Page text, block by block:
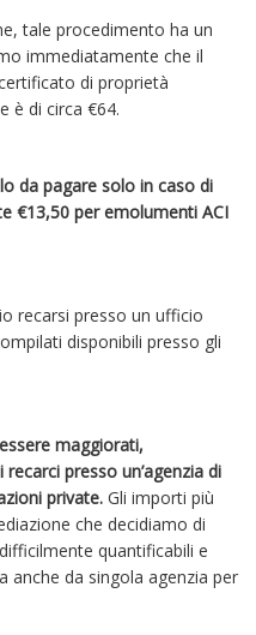
tale procedimento ha un
immediatamente che il
di proprietà
è di circa €64.
da pagare solo in caso di
€13,50 per emolumenti ACI
recarsi presso un ufficio
disponibili presso gli
maggiorati,
presso un’agenzia di
private. Gli importi più
che decidiamo di
quantificabili e
anche da singola agenzia per